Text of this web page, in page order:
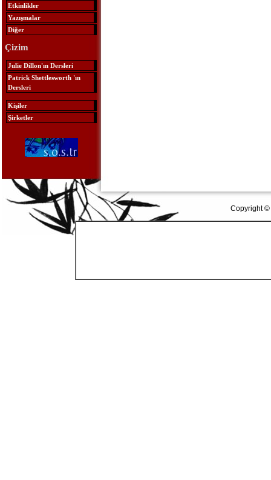
Etkinlikler
Yazışmalar
Diğer
Çizim
Julie Dillon'ın Dersleri
Patrick Shettlesworth 'ın
Dersleri
Kişiler
Şirketler
Copyright ©